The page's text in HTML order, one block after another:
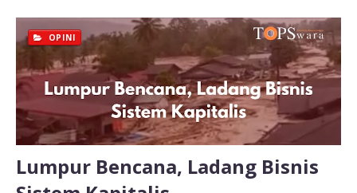
OPINI
Lumpur Bencana, Ladang Bisnis